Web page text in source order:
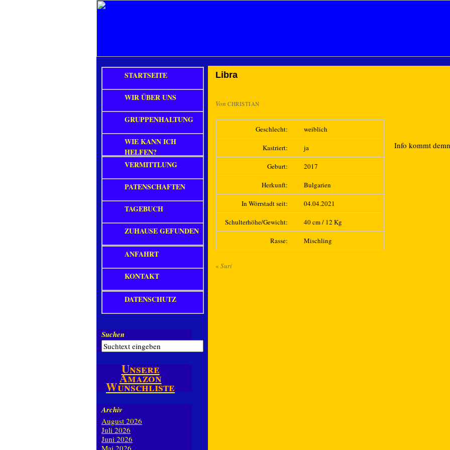
Libra
Von CHRISTIAN
Geschlecht: weiblich
Kastriert: ja
Geburt: 2017
Herkunft: Bulgarien
In Wörrstadt seit: 04.04.2021
Schulterhöhe/Gewicht: 40 cm / 12 Kg
Rasse: Mischling
Info kommt
« Suri
STARTSEITE
WIR ÜBER UNS
GRUPPENHALTUNG
WIE KANN ICH
HELFEN?
VERMITTLUNG
PATENSCHAFTEN
TAGEBUCH
ZUHAUSE GEFUNDEN
ANFAHRT
KONTAKT
DATENSCHUTZ
Suchen
Unsere
Amazon
Wunschliste
Archiv
August 2026
Juli 2026
Juni 2026
Mai 2026